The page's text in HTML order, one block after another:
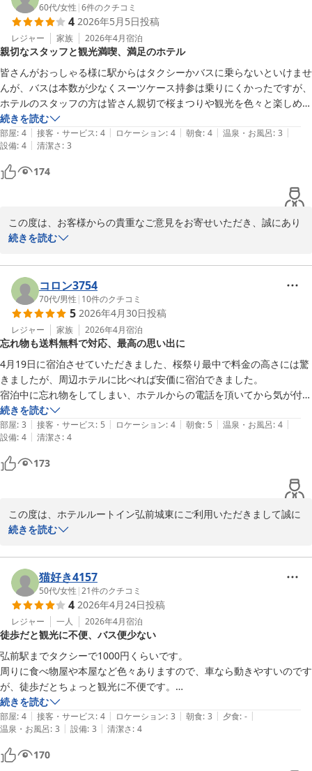
ご夕食に関しまして、バイキング形式のためお客様のご希望に添う
お食事をご用意できず、残念な思いをさせてしまいましたこと、心
よりお詫び申し上げます。
通常の場合は居酒屋形式での営業で、ご予約無くご利用いただけま
すが、
近くに競技場や武道館等のスポーツ施設があることからスポーツイ
ベントに参加される方のご宿泊も多く、ご夕食付きのお客様が多数
の場合、バイキング形式でご提供させていただくことがございま
す。
今回頂戴したご意見は、今後のサービス改善の貴重なご意見として
参考にさせていただき、いろいろな用途でご滞在いただく方々にご
梅雨に入り、不安定なお天気の日もありますがご自愛くださいま
せ。
ホテルルートイン弘前城東
フロントクラーク　木村
ホテルルートイン弘前城東
2026-06-30
60代/女性 |6件のクチコミ
4 2026年5月5日投稿
レジャー 家族 2026年4月宿泊
親切なスタッフと観光満喫、満足のホテル
皆さんがおっしゃる様に駅からはタクシーかバスに乗らないといけませ
んが、バスは本数が少なくスーツケース持参は乗りにくかったですが、
ホテルのスタッフの方は皆さん親切で桜まつりや観光を色々と楽しめた
ので満足です。
続きを読む
部屋: 4 | 接客・サービス: 4 | ロケーション: 4 | 朝食: 4 | 温泉・お風呂: 3 |
設備: 4 | 清潔さ: 3
174
この度は、お客様からの貴重なご意見をお寄せいただき、誠にあり
がとうございます。
「親切なスタッフ」というお褒めの言葉をいただき、大変光栄に存
じます。お客様に心温まるおもてなしを提供できたこと、また、桜
まつりや観光を満喫いただけたとのこと、私どもも大変嬉しく思い
ます。
一方で、駅からのアクセス手段、特にバスの本数の少なさや、スー
ツケースをお持ちのお客様へのご不便についてのご指摘は、今後の
サービス改善に向けた重要な課題として真摯に受け止めさせていた
だきます。お客様により快適にお過ごしいただけるよう、参考にさ
せていただきます。
今後とも、お客様にご満足いただけるホテルであるよう、スタッフ
一同、より一層精進してまいります。
ホテルルートイン弘前城東
続きを読む
コロン3754
70代/男性 | 10件のクチコミ
5 2026年4月30日投稿
レジャー 家族 2026年4月宿泊
忘れ物も送料無料で対応、最高の思い出に
4月19日に宿泊させていただきました、桜祭り最中で料金の高さには驚
きましたが、周辺ホテルに比べれば安価に宿泊できました。
宿泊中に忘れ物をしてしまい、ホテルからの電話を頂いてから気が付き
ました。忘れ物は着払いの宅配での送付をお願いしましたが、送料無料
で届けていただきました。
今回10日間の桜前線を追いかけた東北旅行でしたが、最高の思い出と
続きを読む
部屋: 3 | 接客・サービス: 5 | ロケーション: 4 | 朝食: 5 | 温泉・お風呂: 4 |
設備: 4 | 清潔さ: 4
173
この度は、ホテルルートイン弘前城東にご利用いただきまして誠に
ありがとうございます。
お客様の東北旅行が最高の思い出となられたことや、そのお役に立
てたことにスタッフ一同大変感激しております。
ご料金につきましては、弘前市内さくら祭り期間中といこともあり
シーズン料金にてご案内させていただいており、ご理解の程宜しく
お願い申し上げます。
お客様には、お忙しい中ご投稿いただきまして誠にありがとうござ
います。
お客様のご来館をスタッフ一同お待ち申し上げております。
ホテルルートイン弘前城東
フロント岩谷
ホテルルートイン弘前城東
続きを読む
猫好き4157
50代/女性 |21件のクチコミ
4 2026年4月24日投稿
レジャー 一人 2026年4月宿泊
徒歩だと観光に不便、バス便少ない
弘前駅までタクシーで1000円くらいです。
周りに食べ物屋や本屋など色々ありますので、車なら動きやすいのです
が、徒歩だとちょっと観光に不便です。
弘前城までは駅からバスで行けます。
ただ、ホテルまでの最終バスが18時台だったのと、ホテルから少しあ
るいたら近くにバス停ありますが、行き帰りのバスか1時間に1,2本しか
ないです。
大浴場は狭いですが、洗い場も複数あり、混み具合を部屋から確認でき
続きを読む
部屋: 4 | 接客・サービス: 4 | ロケーション: 3 | 朝食: 3 | 夕食: - |
温泉・お風呂: 3 | 設備: 3 | 清潔さ: 4
170